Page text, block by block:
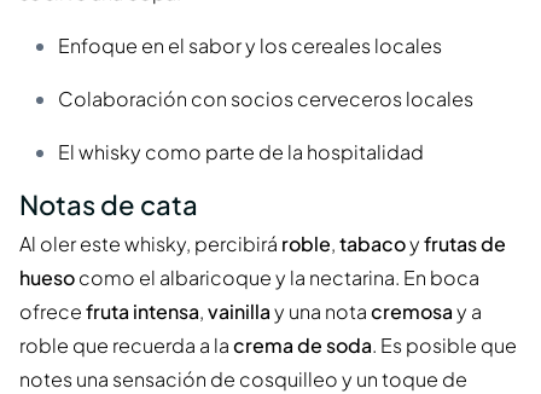
Enfoque en el sabor y los cereales locales
Colaboración con socios cerveceros locales
El whisky como parte de la hospitalidad
Notas de cata
Al oler este whisky, percibirá roble,tabacoyfrutas de
huesocomo el albaricoque y la nectarina. En boca
ofrecefruta intensa,vainillay una notacremosay a
roble que recuerda a lacrema de soda. Es posible que
notes una sensación de cosquilleo y un toque de